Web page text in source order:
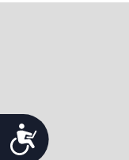
Accessibility